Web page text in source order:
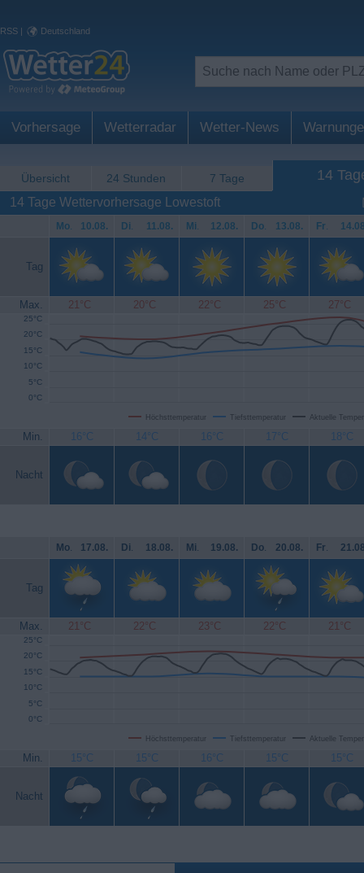
RSS | Deutschland
Vorhersage Wetterradar Wetter-News
Übersicht 24 Stunden 7 Tage 14
14 Tage Wettervorhersage Lowestoft
Mo. 10.08. Di. 11.08. Mi. 12.08. Do. 13.08. Fr.
Tag
Max. 21°C 20°C 22°C 25°C 27°C
Höchsttemperatur Tiefsttemperatur Aktuelle
0°C
5°C
10°C
15°C
20°C
25°C
Min. 16°C 14°C 16°C 17°C 18°C
Nacht
Mo. 17.08. Di. 18.08. Mi. 19.08. Do. 20.08. Fr.
Tag
Max. 21°C 22°C 23°C 22°C 21°C
Höchsttemperatur Tiefsttemperatur Aktuelle
0°C
5°C
10°C
15°C
20°C
25°C
Min. 15°C 15°C 16°C 15°C 15°C
Nacht